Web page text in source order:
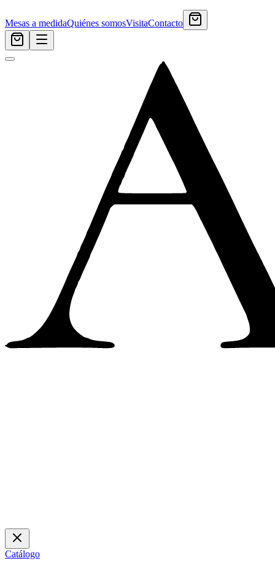
Mesas a medidaQuiénes somosVisitaContacto
Catálogo